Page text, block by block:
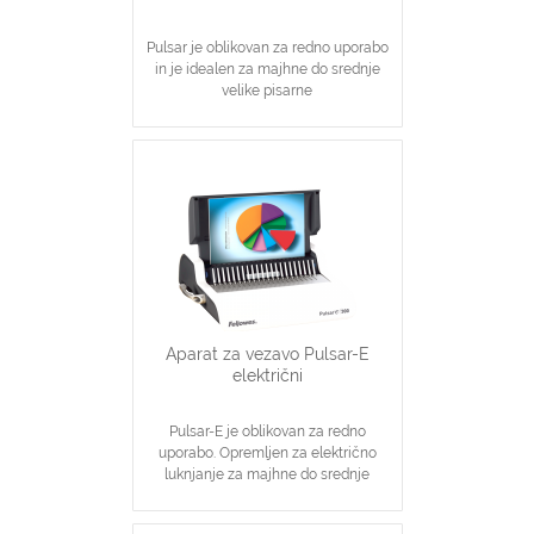
pri vezavi
2 leti garancije
Pulsar je oblikovan za redno uporabo
in je idealen za majhne do srednje
velike pisarne
Zmožnost maksimalne vezave je 300
lažje natikanje luknjanih listov
Nastavljivo robno vodilo za natančno
poravnavo listov
Predal s patentirano šablono za hitro
in primerno izbiro velikosti
Predal za odpadke se samodejno
odpre, kadar je poln
Vključno z začetnim kompletom za
Aparat za vezavo Pulsar-E
električni
Pulsar-E je oblikovan za redno
uporabo. Opremljen za električno
luknjanje za majhne do srednje
Električni luknjač omogoča luknjanje